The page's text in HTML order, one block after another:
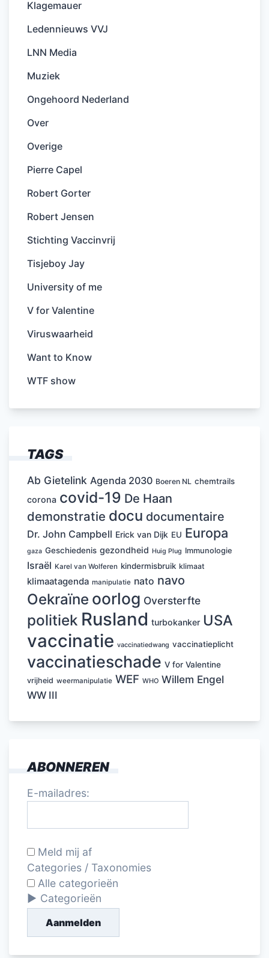
Klagemauer
Ledennieuws VVJ
LNN Media
Muziek
Ongehoord Nederland
Over
Overige
Pierre Capel
Robert Gorter
Robert Jensen
Stichting Vaccinvrij
Tisjeboy Jay
University of me
V for Valentine
Viruswaarheid
Want to Know
WTF show
TAGS
Ab Gietelink Agenda 2030 Boeren NL chemtrails
corona covid-19 De Haan
demonstratie docu documentaire
Dr. John Campbell Erick van Dijk EU Europa
gaza Geschiedenis gezondheid Huig Plug Immunologie
Israël Karel van Wolferen kindermisbruik klimaat
klimaatagenda manipulatie nato navo
Oekraïne oorlog Oversterfte
politiek Rusland turbokanker USA
vaccinatie vaccinatiedwang vaccinatieplicht
vaccinatieschade V for Valentine
vrijheid weermanipulatie WEF WHO Willem Engel
WW III
ABONNEREN
E-mailadres:
Meld mij af
Categories / Taxonomies
Alle categorieën
Categorieën
Aanmelden